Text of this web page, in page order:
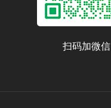
扫码加微信